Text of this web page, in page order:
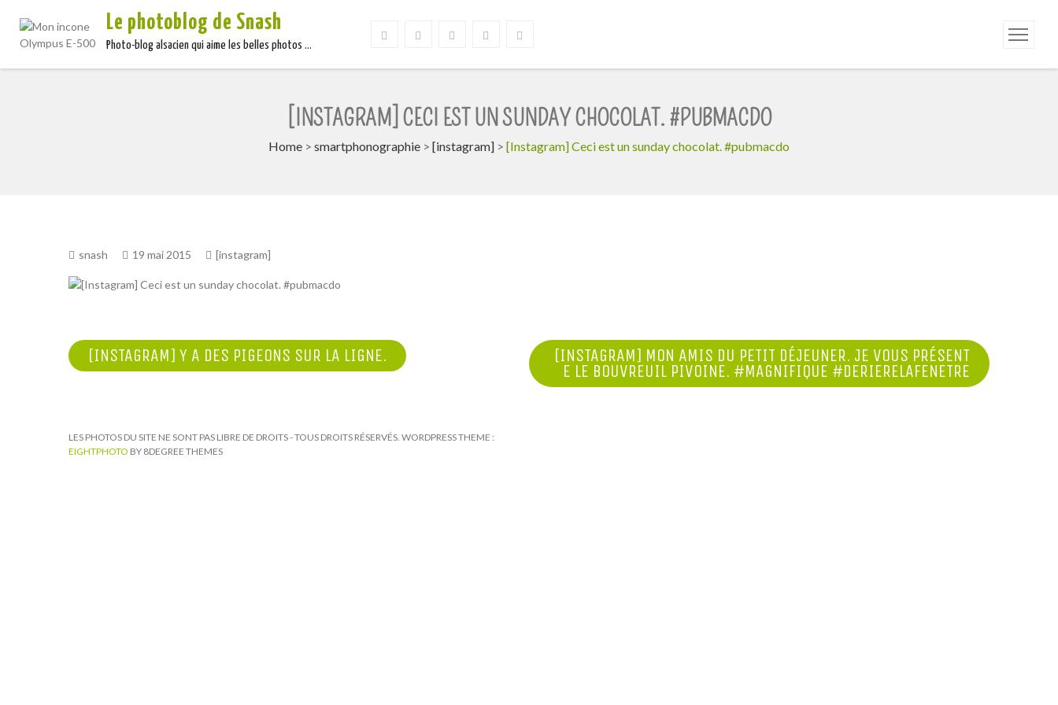
Le photoblog de Snash
Photo-blog alsacien qui aime les belles photos …
[INSTAGRAM] CECI EST UN SUNDAY CHOCOLAT. #PUBMACDO
Home > smartphonographie > [instagram] > [Instagram] Ceci est un sunday chocolat. #pubmacdo
snash 19 mai 2015 [instagram]
NAVIGATION
[INSTAGRAM] Y A DES PIGEONS SUR LA LIGNE. [INSTAGRAM] MON AMIS DU PETIT DÉJEUNER. JE VOUS PRÉSENT
E LE BOUVREUIL PIVOINE. #MAGNIFIQUE #DERIERELAFENETRE
LES PHOTOS DU SITE NE SONT PAS LIBRE DE DROITS - TOUS DROITS RÉSERVÉS. WORDPRESS THEME :
EIGHTPHOTO BY 8DEGREE THEMES